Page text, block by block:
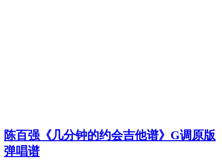
陈百强《几分钟的约会吉他谱》G调原版
弹唱谱